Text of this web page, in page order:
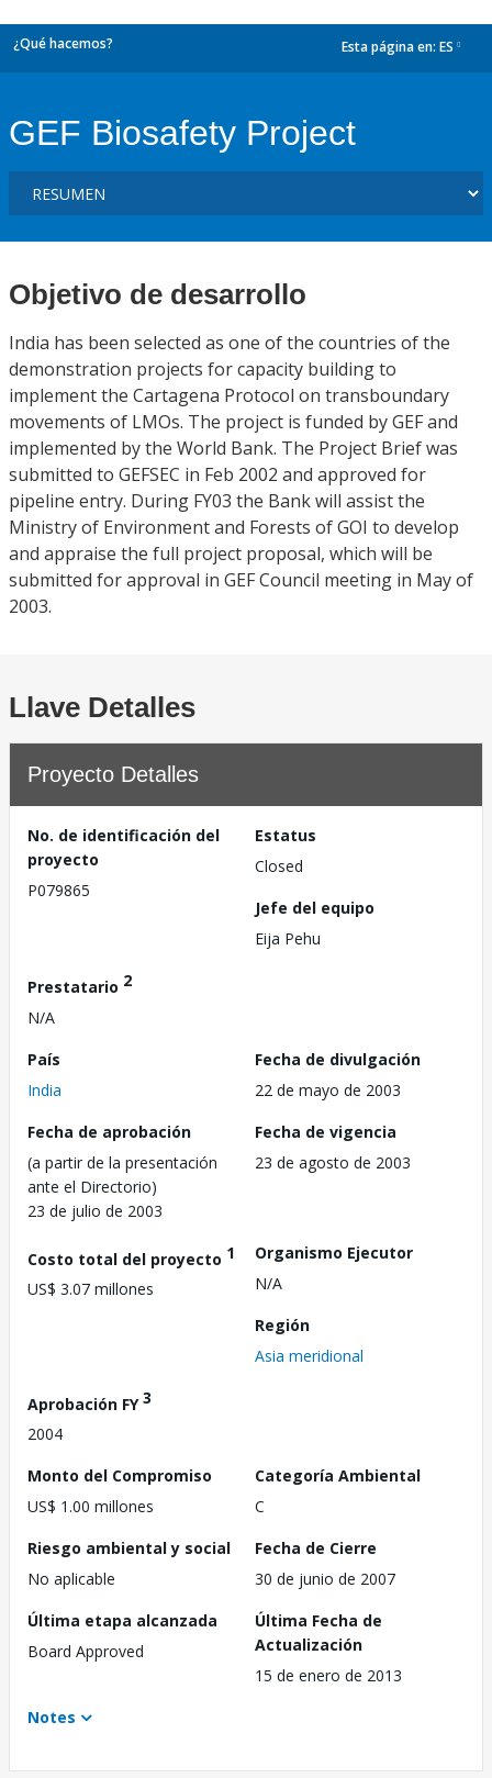
¿Qué hacemos? Esta página en: ES
GEF Biosafety Project
Objetivo de desarrollo
India has been selected as one of the countries of the
demonstration projects for capacity building to
implement the Cartagena Protocol on transboundary
movements of LMOs. The project is funded by GEF and
implemented by the World Bank. The Project Brief was
submitted to GEFSEC in Feb 2002 and approved for
pipeline entry. During FY03 the Bank will assist the
Ministry of Environment and Forests of GOI to develop
and appraise the full project proposal, which will be
submitted for approval in GEF Council meeting in May of
2003.
Llave Detalles
Proyecto Detalles
No. de identificación del
proyecto
P079865
Estatus
Closed
Jefe del equipo
Eija Pehu
Prestatario 2
N/A
País
India
Fecha de divulgación
22 de mayo de 2003
Fecha de aprobación
(a partir de la presentación
ante el Directorio)
23 de julio de 2003
Fecha de vigencia
23 de agosto de 2003
Costo total del proyecto 1
US$ 3.07 millones
Organismo Ejecutor
N/A
Región
Asia meridional
Aprobación FY3
2004
Monto del Compromiso
US$ 1.00 millones
Categoría Ambiental
C
Riesgo ambiental y social
No aplicable
Fecha de Cierre
30 de junio de 2007
Última etapa alcanzada
Board Approved
Última Fecha de
Actualización
15 de enero de 2013
Notes